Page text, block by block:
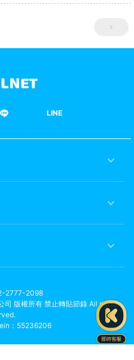
LINE
2777-2098
司 版權所有 禁止轉貼節錄 All rights
：55236206